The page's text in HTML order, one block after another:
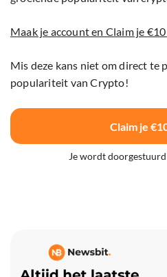
Maak je account en Claim je
Mis deze kans niet om direct te
populariteit van Crypto!
Claim je
Je wordt